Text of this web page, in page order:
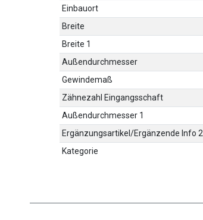
Einbauort
Breite
Breite 1
Außendurchmesser
Gewindemaß
Zähnezahl Eingangsschaft
Außendurchmesser 1
Ergänzungsartikel/Ergänzende Info 2
Kategorie